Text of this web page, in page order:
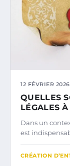
12 FÉVRIER 2026
QUELLES
LÉGALES
Dans un
est
CRÉATION